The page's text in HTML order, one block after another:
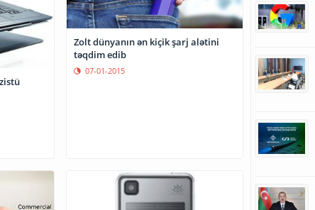
Zolt dünyanın ən kiçik şarj alətini
təqdim edib
07-01-2015